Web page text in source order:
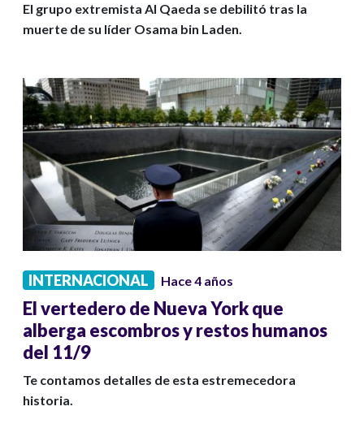
El grupo extremista Al Qaeda se debilitó tras la
muerte de su líder Osama bin Laden.
INTERNACIONAL Hace 4 años
El vertedero de Nueva York que
alberga escombros y restos humanos
del 11/9
Te contamos detalles de esta estremecedora
historia.